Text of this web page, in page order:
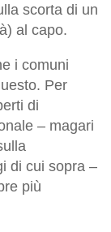
scorta di un
al capo.
i comuni
Per
di
– magari
di cui sopra –
più